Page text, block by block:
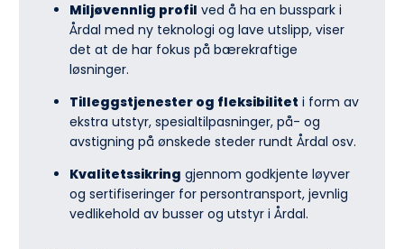
Miljøvennlig profil ved å ha en busspark i
Årdal med ny teknologi og lave utslipp, viser
det at de har fokus på bærekraftige
løsninger.
Tilleggstjenester og fleksibilitet i form av
ekstra utstyr, spesialtilpasninger, på- og
avstigning på ønskede steder rundt Årdal osv.
Kvalitetssikring gjennom godkjente løyver
og sertifiseringer for persontransport, jevnlig
vedlikehold av busser og utstyr i Årdal.